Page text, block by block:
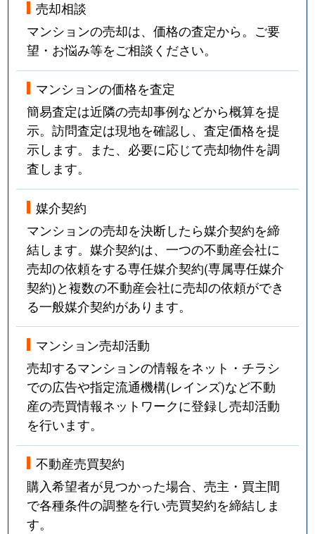
売却相談
マンションの売却は、価格の査定から。ご要
望・お悩み等をご相談ください。
マンションの価格を査定
簡易査定は近隣の売却事例などから概算を提
示。訪問査定は現地を確認し、査定価格を提
示します。また、必要に応じて売却物件を調
査します。
媒介契約
マンションの売却を決断したら媒介契約を締
結します。媒介契約は、一つの不動産会社に
売却の依頼をする専任媒介契約(専属専任媒介
契約)と複数の不動産会社に売却の依頼ができ
る一般媒介契約があります。
マンション売却活動
売却するマンションの情報をネット・チラシ
での広告や指定流通機構(レインズ)など不動
産の売買情報ネットワークに登録し売却活動
を行います。
不動産売買契約
購入希望者が見つかった場合、売主・買主間
で各種条件の調整を行い売買契約を締結しま
す。